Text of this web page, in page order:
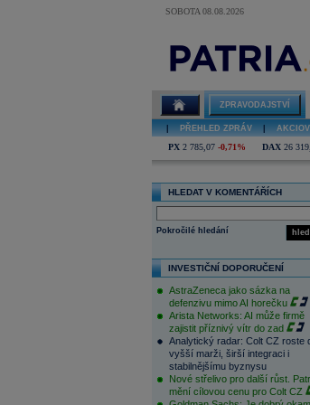
SOBOTA 08.08.2026
ZPRAVODAJSTVÍ
PŘEHLED ZPRÁV
PX 2 785,07 -0,71% DAX 26
HLEDAT V KOMENTÁŘÍCH
Pokročilé hledání
INVESTIČNÍ DOPORUČENÍ
AstraZeneca jako sázka na
defenzivu mimo AI horečku
Arista Networks: AI může firmě
zajistit příznivý vítr do zad
Analytický radar: Colt CZ roste
vyšší marži, širší integraci i
stabilnějšímu byznysu
Nové střelivo pro další růst.
mění cílovou cenu pro Colt CZ